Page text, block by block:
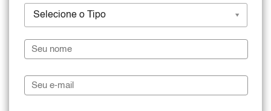
Selecione o Tipo